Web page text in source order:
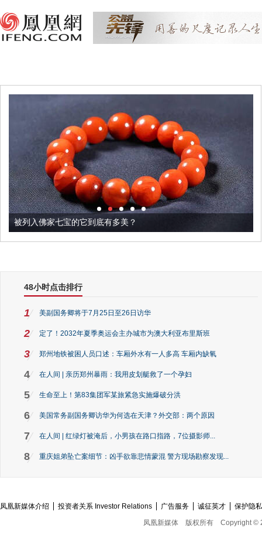
被列入佛家七宝的它到底有多美？
48小时点击排行
1 美副国务卿将于7月25日至26日访华
2 定了！2032年夏季奥运会主办城市为澳大利亚布里斯班
3 郑州地铁被困人员口述：车厢外水有一人多高 车厢内缺氧
4 在人间 | 亲历郑州暴雨：我用皮划艇救了一个孕妇
5 生命至上！第83集团军某旅紧急实施爆破分洪
6 美国常务副国务卿访华为何选在天津？外交部：两个原因
7 在人间 | 红绿灯被淹后，小男孩在路口指路，7位摄影师...
8 重庆姐弟坠亡案细节：凶手欲靠悲情蒙混 警方现场勘察发现...
凤凰新媒体介绍 投资者关系 Investor Relations 广告服务 诚征英才
保护隐
凤凰新媒体
版权所有 Copyright ©